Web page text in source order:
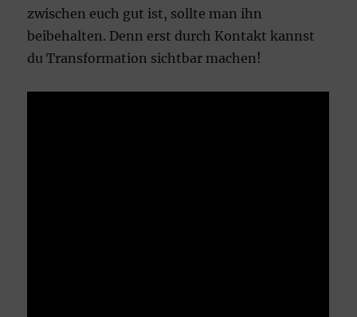
zwischen euch gut ist, sollte man ihn
beibehalten. Denn erst durch Kontakt kannst
du Transformation sichtbar machen!